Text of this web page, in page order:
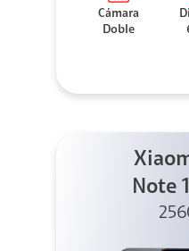
Cámara
Doble
Note
5G